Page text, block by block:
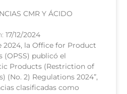
CMR Y ÁCIDO
17/12/2024
2024, la Office for Product
(OPSS) publicó el
Products (Restriction of
(No. 2) Regulations 2024”,
clasificadas como